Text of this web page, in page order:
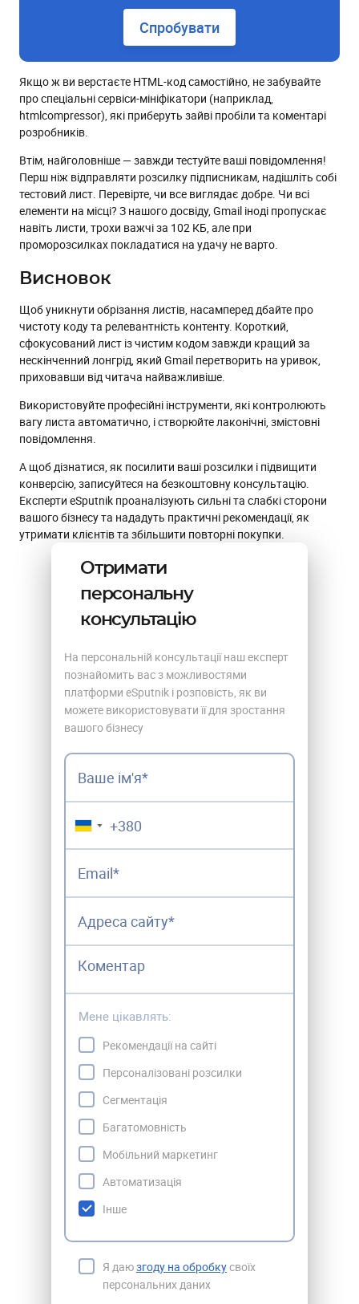
Спробувати
Якщо ж ви верстаєте HTML-код самостійно, не забувайте
про спеціальні сервіси-мініфікатори (наприклад,
htmlcompressor), які приберуть зайві пробіли та коментарі
розробників.
Втім, найголовніше — завжди тестуйте ваші повідомлення!
Перш ніж відправляти розсилку підписникам, надішліть собі
тестовий лист. Перевірте, чи все виглядає добре. Чи всі
елементи на місці? З нашого досвіду, Gmail іноді пропускає
навіть листи, трохи важчі за 102 КБ, але при
проморозсилках покладатися на удачу не варто.
Висновок
Щоб уникнути обрізання листів, насамперед дбайте про
чистоту коду та релевантність контенту. Короткий,
сфокусований лист із чистим кодом завжди кращий за
нескінченний лонгрід, який Gmail перетворить на уривок,
приховавши від читача найважливіше.
Використовуйте професійні інструменти, які контролюють
вагу листа автоматично, і створюйте лаконічні, змістовні
повідомлення.
А щоб дізнатися, як посилити ваші розсилки і підвищити
конверсію, записуйтеся на безкоштовну консультацію.
Експерти eSputnik проаналізують сильні та слабкі сторони
вашого бізнесу та нададуть практичні рекомендації, як
утримати клієнтів та збільшити повторні покупки.
Отримати
персональну
консультацію
На персональній консультації наш експерт
познайомить вас з можливостями
платформи eSputnik і розповість, як ви
можете використовувати її для зростання
вашого бізнесу
▼
Мене цікавлять:
Рекомендації на сайті
Персоналізовані розсилки
Сегментація
Багатомовність
Мобільний маркетинг
Автоматизація
Інше
Я даюзгоду на обробкусвоїх
персональних даних